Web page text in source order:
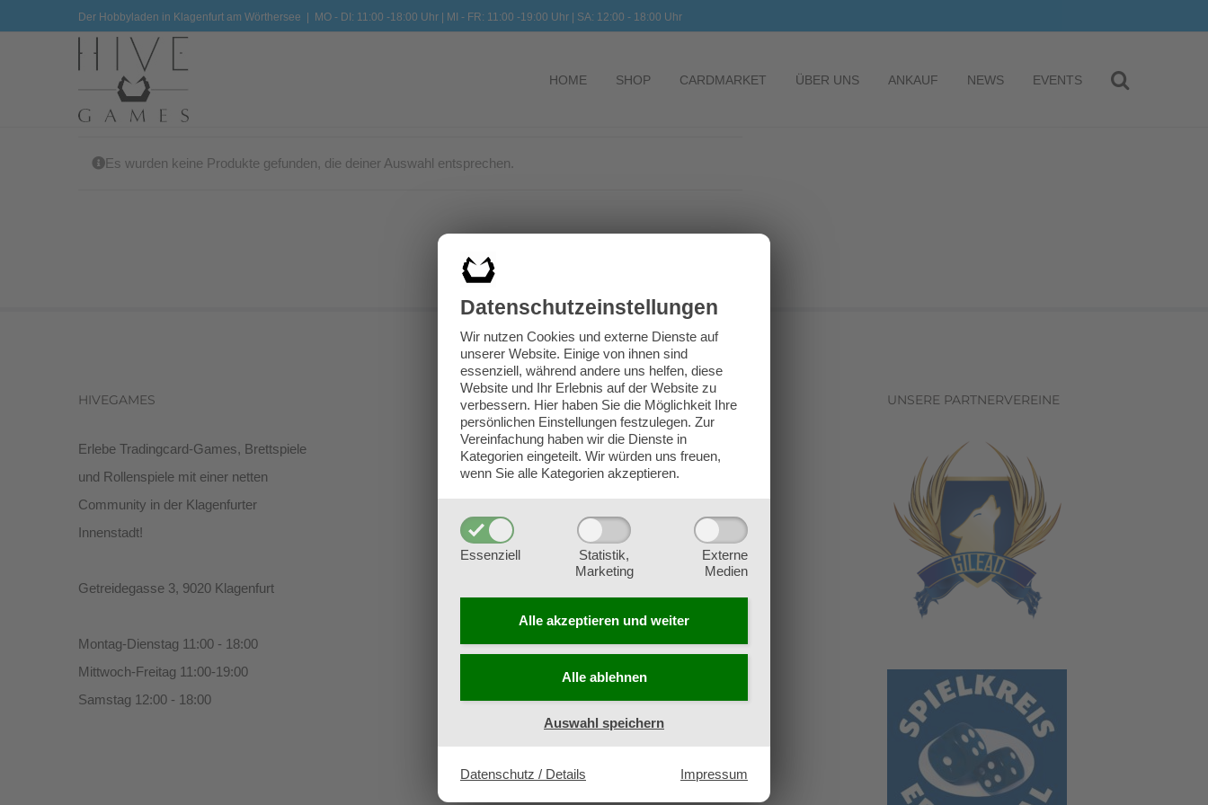
Datenschutz­einstellungen
Wir nutzen Cookies und externe Dienste auf
unserer Website. Einige von ihnen sind
essenziell, während andere uns helfen, diese
Website und Ihr Erlebnis auf der Website zu
verbessern. Hier haben Sie die Möglichkeit Ihre
persönlichen Einstellungen festzulegen. Zur
Vereinfachung haben wir die Dienste in
Kategorien eingeteilt. Wir würden uns freuen,
wenn Sie alle Kategorien akzeptieren.
Essenziell
Statistik,
Marketing
Externe
Medien
Alle akzeptieren und weiter
Alle ablehnen
Auswahl speichern
Datenschutz / Details Impressum
Der Hobbyladen in Klagenfurt am Wörthersee MO - DI: 11:00 -18:00 Uhr | MI - FR: 11:00 -19:00 Uhr | SA: 12:00 - 18:00 Uhr
HOME SHOP CARDMARKET ÜBER UNS ANKAUF NEWS EVENTS
Es wurden keine Produkte gefunden, die deiner Auswahl entsprechen.
HIVEGAMES
Erlebe Tradingcard-Games, Brettspiele
und Rollenspiele mit einer netten
Community in der Klagenfurter
Innenstadt!
Getreidegasse 3, 9020 Klagenfurt
Montag-Dienstag 11:00 - 18:00
Mittwoch-Freitag 11:00-19:00
Samstag 12:00 - 18:00
Kontakt
Impressum
Datenschutz
Widerruf
UNSERE PARTNERVEREINE